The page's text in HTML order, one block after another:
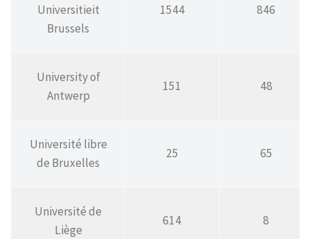
Universitieit
Brussels
1544 846
University of
Antwerp
151 48
Université libre
de Bruxelles
25 65
Université de
Liège
614 8